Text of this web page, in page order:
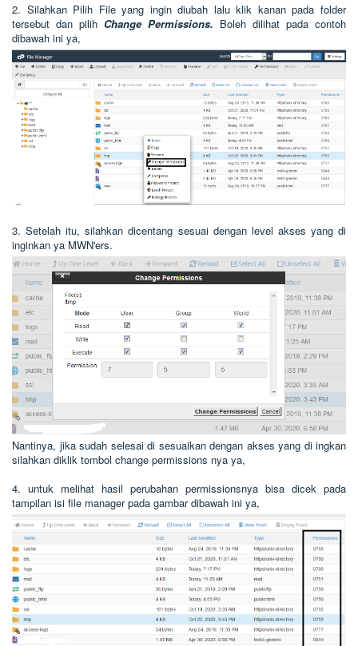
2. Silahkan Pilih File yang ingin diubah lalu klik kanan pada folder
tersebut dan pilih Change Permissions. Boleh dilihat pada contoh
dibawah ini ya,
3. Setelah itu, silahkan dicentang sesuai dengan level akses yang di
inginkan ya MWN'ers.
Nantinya, jika sudah selesai di sesuaikan dengan akses yang di ingkan
silahkan diklik tombol change permissions nya ya,
4. untuk melihat hasil perubahan permissionsnya bisa dicek pada
tampilan isi file manager pada gambar dibawah ini ya,